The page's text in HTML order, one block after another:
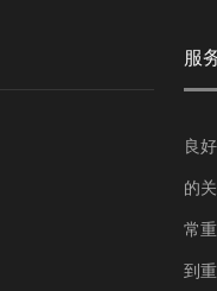
服
良
的
常
到